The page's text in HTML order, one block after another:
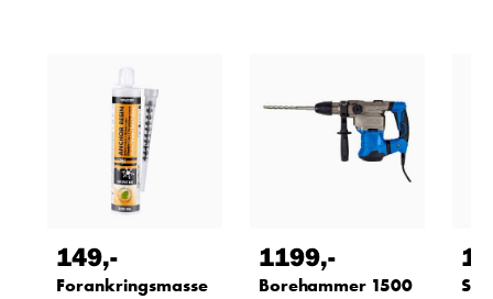
149,-
Forankringsmasse
1199,-
Borehammer 1500
19